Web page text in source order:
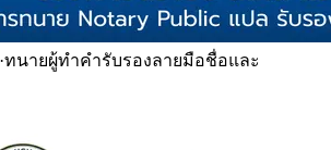
·ทนายผู้ทำคำรับรองลายมือชื่อและ